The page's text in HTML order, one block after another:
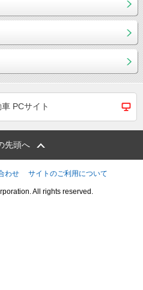
PCサイト
先頭へ
わせ サイトのご利用について
All rights reserved.